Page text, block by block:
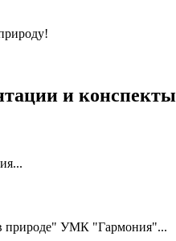
и конспекты
в природе" УМК "Гармония"...